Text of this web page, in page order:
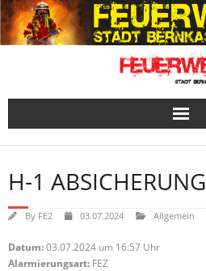
Skip
to
content
H-1 ABSICHERUNG
By FE2 03.07.2024 Allgemein
Datum:03.07.2024 um 16:57 Uhr
Alarmierungsart: FEZ